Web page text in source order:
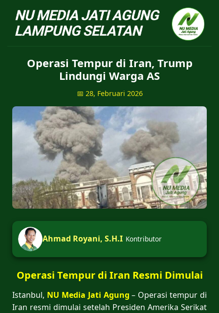
NU Jatiagung - Situs
Operasi Tempur di Iran, Trump
Lindungi Warga AS
📅 28, Februari 2026
Ahmad Royani, S.H.I Kontributor
Operasi Tempur di Iran Resmi Dimulai
Istanbul, NU Media Jati Agung – Operasi tempur di
Iran resmi dimulai setelah Presiden Amerika Serikat